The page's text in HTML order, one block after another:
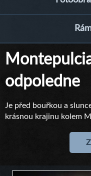
odpoledne
Je před bouřkou a
krásnou krajinu kolem